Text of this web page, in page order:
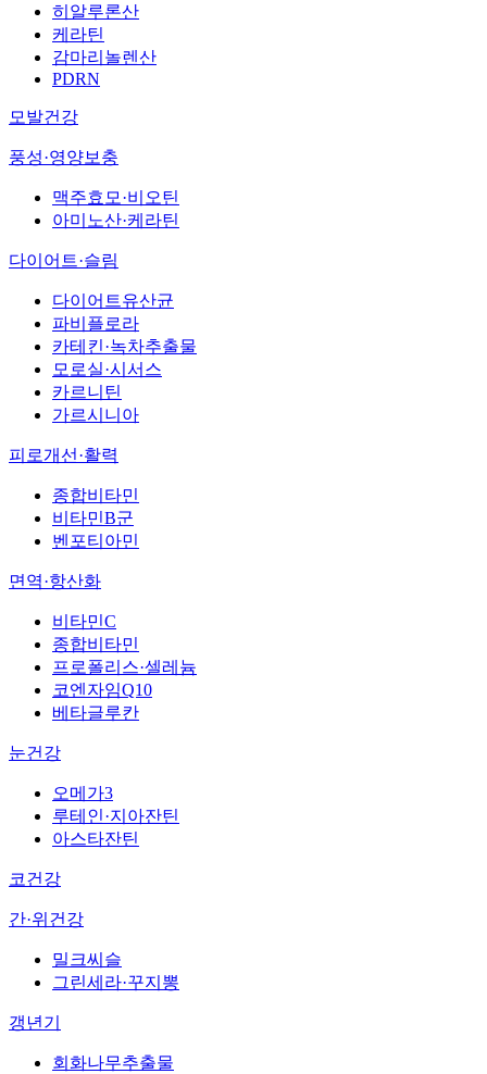
히알루론산
케라틴
감마리놀렌산
PDRN
모발건강
풍성·영양보충
맥주효모·비오틴
아미노산·케라틴
다이어트·슬림
다이어트유산균
파비플로라
카테킨·녹차추출물
모로실·시서스
카르니틴
가르시니아
피로개선·활력
종합비타민
비타민B군
벤포티아민
면역·항산화
비타민C
종합비타민
프로폴리스·셀레늄
코엔자임Q10
베타글루칸
눈건강
오메가3
루테인·지아잔틴
아스타잔틴
코건강
간·위건강
밀크씨슬
그린세라·꾸지뽕
갱년기
회화나무추출물